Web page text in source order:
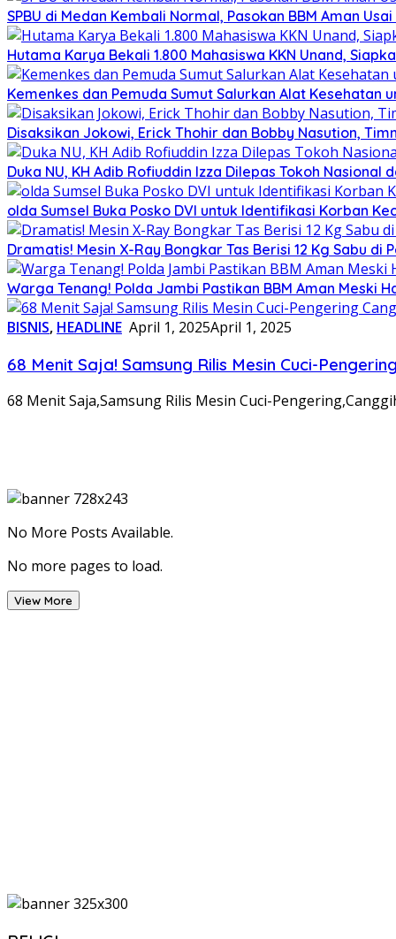
SPBU di Medan Kembali Normal, Pasokan BBM Aman
Hutama Karya Bekali 1.800 Mahasiswa KKN Unand,
Kemenkes dan Pemuda Sumut Salurkan Alat Kesehatan
Disaksikan Jokowi, Erick Thohir dan Bobby Nasution,
Duka NU, KH Adib Rofiuddin Izza Dilepas Tokoh Nasional
olda Sumsel Buka Posko DVI untuk Identifikasi Korban
Dramatis! Mesin X-Ray Bongkar Tas Berisi 12 Kg Sabu di
Warga Tenang! Polda Jambi Pastikan BBM Aman Meski
BISNIS, HEADLINE April 1, 2025April 1, 2025
68 Menit Saja! Samsung Rilis Mesin Cuci-
68 Menit Saja,Samsung Rilis Mesin Cuci-
No More Posts Available.
No more pages to load.
View More